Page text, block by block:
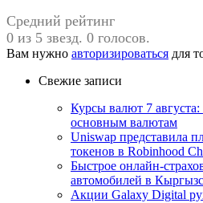
Средний рейтинг
0 из 5 звезд. 0 голосов.
Вам нужно авторизироваться для
Свежие записи
Курсы валют 7
основным валютам
Uniswap представила
токенов в Robinhood
Быстрое онлайн-
автомобилей в
Акции Galaxy Digital